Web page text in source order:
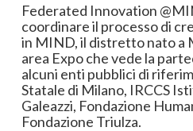
Federated Innovation
coordinare il processo di
in MIND, il distretto nato a
area Expo che vede la
alcuni enti pubblici di
Statale di Milano, IRCCS
Galeazzi, Fondazione
Fondazione Triulza.